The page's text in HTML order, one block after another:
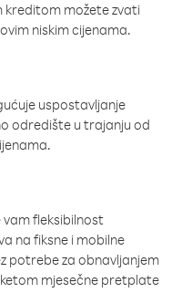
kreditom možete zvati
niskim cijenama.
uspostavljanje
odredište u trajanju od
fleksibilnost
na fiksne i mobilne
potrebe za obnavljanjem
mjesečne pretplate